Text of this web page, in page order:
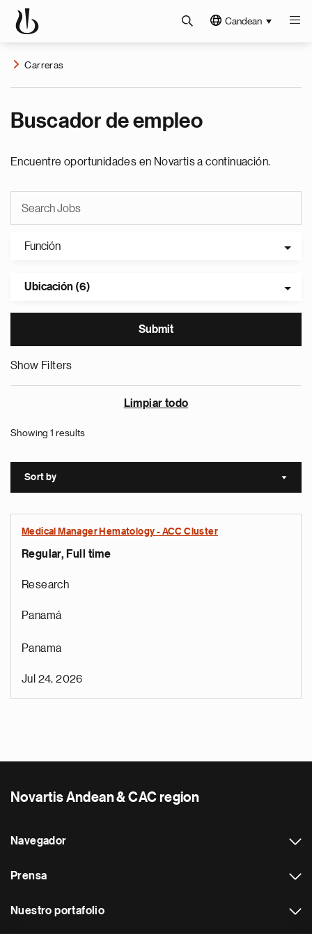
Candean
Carreras
Buscador de empleo
Encuentre oportunidades en Novartis a continuación.
Función
Ubicación (6)
Show Filters
Limpiar todo
Showing 1 results
Sort by Sort
Medical Manager Hematology - ACC Cluster
Regular, Full time
Research
Panamá
Panama
Jul 24, 2026
Novartis Andean & CAC region
Navegador
Prensa
Nuestro portafolio